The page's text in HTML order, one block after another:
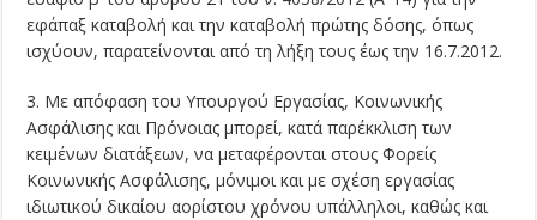
εφάπαξ καταβολή και την καταβολή πρώτης δόσης, όπως
ισχύουν, παρατείνονται από τη λήξη τους έως την 16.7.2012.
3. Με απόφαση του Υπουργού Εργασίας, Κοινωνικής
Ασφάλισης και Πρόνοιας μπορεί, κατά παρέκκλιση των
κειμένων διατάξεων, να μεταφέρονται στους Φορείς
Κοινωνικής Ασφάλισης, μόνιμοι και με σχέση εργασίας
ιδιωτικού δικαίου αορίστου χρόνου υπάλληλοι, καθώς και